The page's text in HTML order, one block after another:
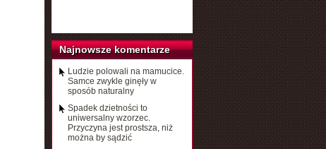
Najnowsze komentarze
Ludzie polowali na mamucice.
Samce zwykle ginęły w
sposób naturalny
Spadek dzietności to
uniwersalny wzorzec.
Przyczyna jest prostsza, niż
można by sądzić